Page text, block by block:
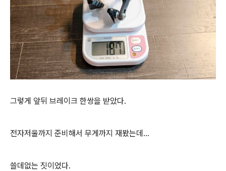
그렇게 앞뒤 브레이크 한쌍을 받았다.
전자저울까지 준비해서 무게까지 재봤는데...
쓸데없는 짓이었다.